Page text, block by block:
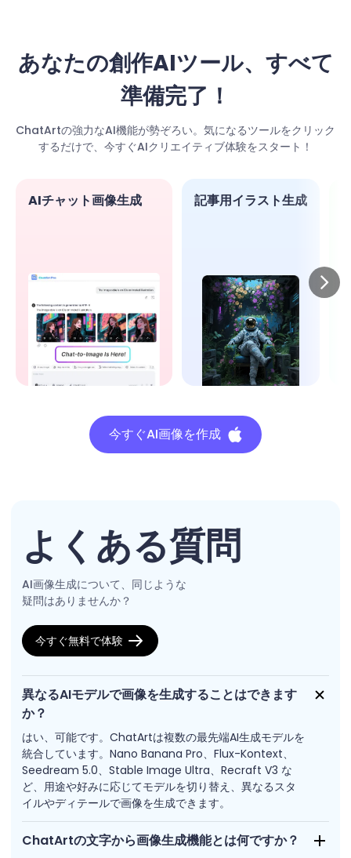
あなたの創作AIツール、すべて
準備完了！
ChatArtの強力なAI機能が勢ぞろい。気になるツールをクリック
するだけで、今すぐAIクリエイティブ体験をスタート！
AIチャット画像生成 記事用イラスト生成
今すぐAI画像を作成
よくある質問
AI画像生成について、同じような
疑問はありませんか？
今すぐ無料で体験
異なるAIモデルで画像を生成することはできます
か？
はい、可能です。ChatArtは複数の最先端AI生成モデルを
統合しています。Nano Banana Pro、Flux-Kontext、
Seedream 5.0、Stable Image Ultra、Recraft V3 な
ど、用途や好みに応じてモデルを切り替え、異なるスタ
イルやディテールで画像を生成できます。
ChatArtの文字から画像生成機能とは何ですか？